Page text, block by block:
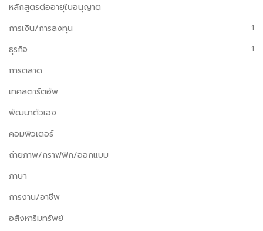
หลักสูตรต่ออายุใบอนุญาต
การเงิน/การลงทุน
1
ธุรกิจ 1
การตลาด
เทคสตาร์ตอัพ
พัฒนาตัวเอง
คอมพิวเตอร์
ถ่ายภาพ/กราฟฟิก/ออกแบบ
ภาษา
การงาน/อาชีพ
อสังหาริมทรัพย์